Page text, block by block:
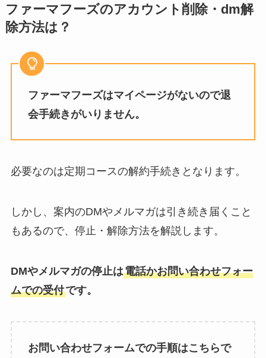
ファーマフーズのアカウント削除・dm解
除方法は？
ファーマフーズはマイページがないので退
会手続きがいりません。
必要なのは定期コースの解約手続きとなります。
しかし、案内のDMやメルマガは引き続き届くこと
もあるので、停止・解除方法を解説します。
DMやメルマガの停止は電話かお問い合わせフォー
ムでの受付です。
お問い合わせフォームでの手順はこちらで